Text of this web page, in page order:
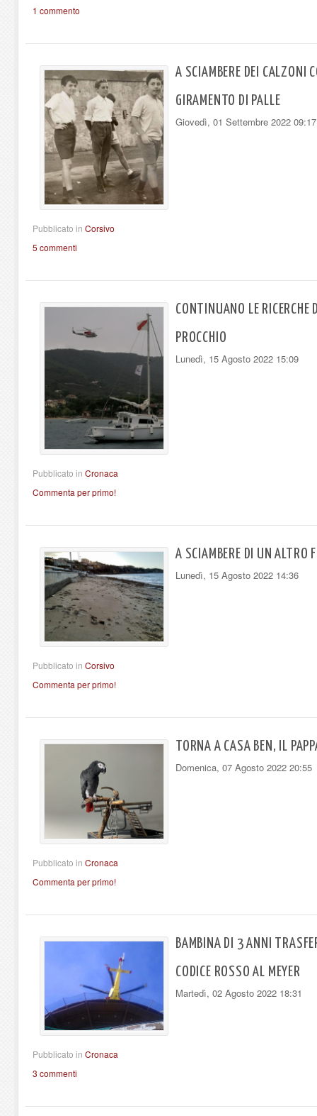
1 commento
A SCIAMBERE DEI CALZONI
GIRAMENTO DI PALLE
Giovedì, 01 Settembre 2022 09:17
Pubblicato in Corsivo
5 commenti
CONTINUANO LE RICERCHE
PROCCHIO
Lunedì, 15 Agosto 2022 15:09
Pubblicato in Cronaca
Commenta per primo!
A SCIAMBERE DI UN ALTRO
Lunedì, 15 Agosto 2022 14:36
Pubblicato in Corsivo
Commenta per primo!
TORNA A CASA BEN, IL
Domenica, 07 Agosto 2022 20:55
Pubblicato in Cronaca
Commenta per primo!
BAMBINA DI 3 ANNI
CODICE ROSSO AL MEYER
Martedì, 02 Agosto 2022 18:31
Pubblicato in Cronaca
3 commenti